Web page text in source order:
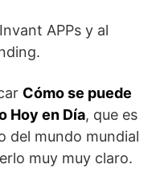
APPs y al
Cómo se puede
Hoy en Día, que es
del mundo mundial
muy muy claro.